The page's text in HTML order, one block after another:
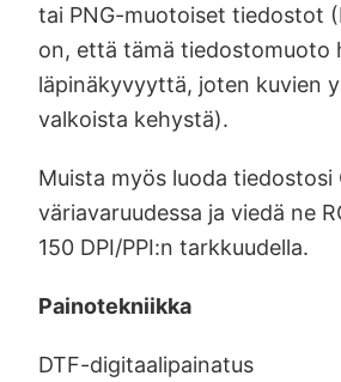
tai PNG-muotoiset tiedostot
on, että tämä tiedostomuoto
läpinäkyvyyttä, joten kuvien
valkoista kehystä).
Muista myös luoda tiedostosi
väriavaruudessa ja viedä ne
150 DPI/PPI:n tarkkuudella.
Painotekniikka
DTF-digitaalipainatus